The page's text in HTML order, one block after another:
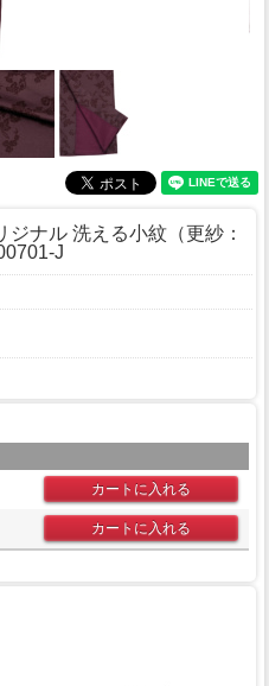
ジナル 洗える小紋（更紗：
J